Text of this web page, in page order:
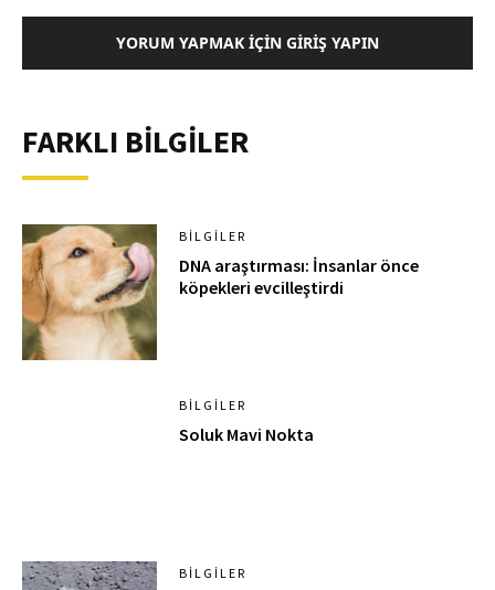
YORUM YAPMAK İÇIN GIRIŞ YAPIN
FARKLI BİLGİLER
BILGILER
DNA araştırması: İnsanlar önce
köpekleri evcilleştirdi
BILGILER
Soluk Mavi Nokta
BILGILER